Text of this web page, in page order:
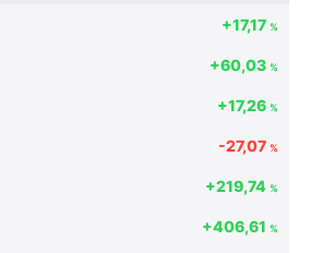
+17,17 %
+60,03 %
+17,26 %
-27,07 %
+219,74 %
+406,61 %